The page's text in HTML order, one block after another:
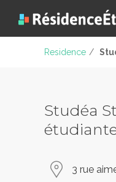
Residence /
Studéa
3 rue